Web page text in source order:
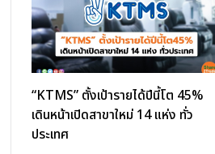
“KTMS” ตั้งเป้ารายได้ปีนี้โต 45%
เดินหน้าเปิดสาขาใหม่ 14 แห่ง ทั่ว
ประเทศ